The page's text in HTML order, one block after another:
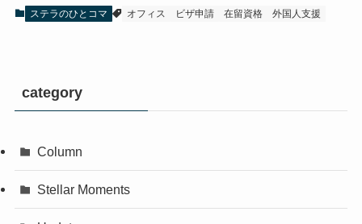
ステラのひとコマ オフィス ビザ申請 在留資格 外国人支援
category
Column
Stellar Moments